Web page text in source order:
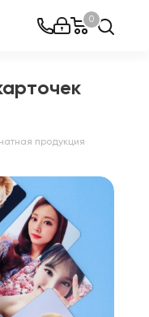
0
продукция